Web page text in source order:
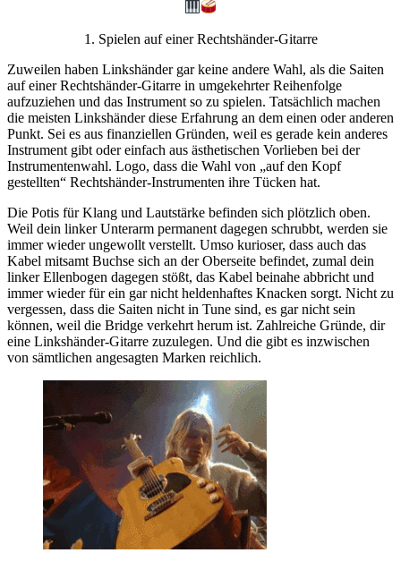
1. Spielen auf einer Rechtshänder-Gitarre
Zuweilen haben Linkshänder gar keine andere Wahl, als die Saiten
auf einer Rechtshänder-Gitarre in umgekehrter Reihenfolge
aufzuziehen und das Instrument so zu spielen. Tatsächlich machen
die meisten Linkshänder diese Erfahrung an dem einen oder anderen
Punkt. Sei es aus finanziellen Gründen, weil es gerade kein anderes
Instrument gibt oder einfach aus ästhetischen Vorlieben bei der
Instrumentenwahl. Logo, dass die Wahl von „auf den Kopf
gestellten“ Rechtshänder-Instrumenten ihre Tücken hat.
Die Potis für Klang und Lautstärke befinden sich plötzlich oben.
Weil dein linker Unterarm permanent dagegen schrubbt, werden sie
immer wieder ungewollt verstellt. Umso kurioser, dass auch das
Kabel mitsamt Buchse sich an der Oberseite befindet, zumal dein
linker Ellenbogen dagegen stößt, das Kabel beinahe abbricht und
immer wieder für ein gar nicht heldenhaftes Knacken sorgt. Nicht zu
vergessen, dass die Saiten nicht in Tune sind, es gar nicht sein
können, weil die Bridge verkehrt herum ist. Zahlreiche Gründe, dir
eine Linkshänder-Gitarre zuzulegen. Und die gibt es inzwischen
von sämtlichen angesagten Marken reichlich.